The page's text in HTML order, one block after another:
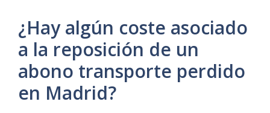
¿Hay algún coste asociado
a la reposición de un
abono transporte perdido
en Madrid?